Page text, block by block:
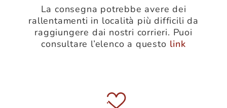
La consegna potrebbe avere dei
rallentamenti in località più difficili da
raggiungere dai nostri corrieri. Puoi
consultare l’elenco a questo link